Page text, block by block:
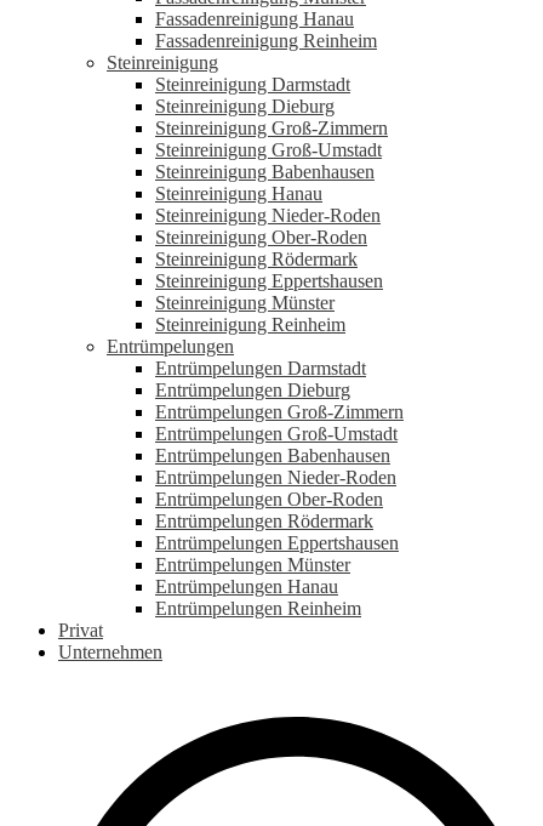
Fassadenreinigung Hanau
Fassadenreinigung Reinheim
Steinreinigung
Steinreinigung Darmstadt
Steinreinigung Dieburg
Steinreinigung Groß-Zimmern
Steinreinigung Groß-Umstadt
Steinreinigung Babenhausen
Steinreinigung Hanau
Steinreinigung Nieder-Roden
Steinreinigung Ober-Roden
Steinreinigung Rödermark
Steinreinigung Eppertshausen
Steinreinigung Münster
Steinreinigung Reinheim
Entrümpelungen
Entrümpelungen Darmstadt
Entrümpelungen Dieburg
Entrümpelungen Groß-Zimmern
Entrümpelungen Groß-Umstadt
Entrümpelungen Babenhausen
Entrümpelungen Nieder-Roden
Entrümpelungen Ober-Roden
Entrümpelungen Rödermark
Entrümpelungen Eppertshausen
Entrümpelungen Münster
Entrümpelungen Hanau
Entrümpelungen Reinheim
Privat
Unternehmen